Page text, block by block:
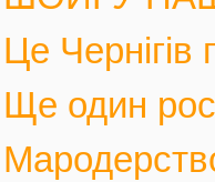
Це Чернігів
Ще один